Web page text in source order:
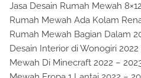
Jasa Desain Rumah Mewah
Rumah Mewah Ada Kolam
Rumah Mewah Bagian Dalam
Desain Interior di Wonogiri
Mewah Di Minecraft 2022 –